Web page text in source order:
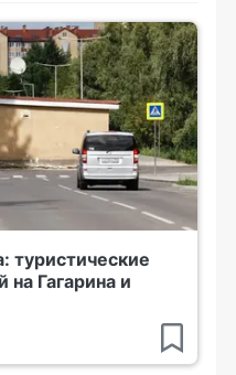
туристические
Гагарина и